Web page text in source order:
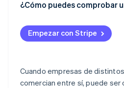
¿Cómo puedes comprobar
Empezar con Stripe
Cuando empresas de
comercian entre sí, puede